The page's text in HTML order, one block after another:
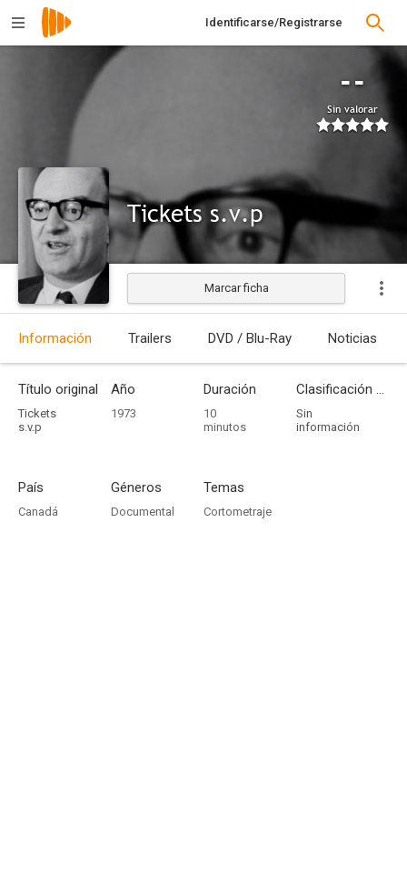
Identificarse/Registrarse
--
Sin valorar
Tickets s.v.p
Estrenada
Marcar ficha
Información Trailers DVD / Blu-Ray Noticias
Título original
Tickets
s.v.p
Año
1973
Duración
10
minutos
Clasificación por edades
Sin
información
País
Canadá
Géneros
Documental
Temas
Cortometraje